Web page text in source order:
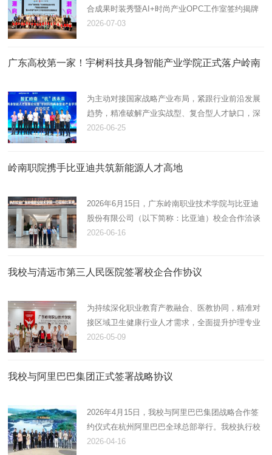
合成果时装秀暨AI+时尚产业OPC工作室签约揭牌
仪式在广清纺织服装产业有序转移园举办。本次活
2026-07-03
广东高校第一家！宇树科技具身智能产业学院正式落户岭南
为主动对接国家战略产业布局，紧跟行业前沿发展
趋势，精准破解产业实战型、复合型人才缺口，深
化校企协同育人改革，扎实推进产教深度融合落地
2026-06-25
岭南职院携手比亚迪共筑新能源人才高地
2026年6月15日，广东岭南职业技术学院与比亚迪
股份有限公司（以下简称：比亚迪）校企合作洽谈
会在比亚迪深圳总部举行。我校执行校长李峻，副
2026-06-16
我校与清远市第三人民医院签署校企合作协议
为持续深化职业教育产教融合、医教协同，精准对
接区域卫生健康行业人才需求，全面提升护理专业
人才培养质量，2026年5月8日下午，我校与清远市
2026-05-09
我校与阿里巴巴集团正式签署战略协议
2026年4月15日，我校与阿里巴巴集团战略合作签
约仪式在杭州阿里巴巴全球总部举行。我校执行校
长李峻，副校长翟树芹，相关职能部门、二级学院
2026-04-16